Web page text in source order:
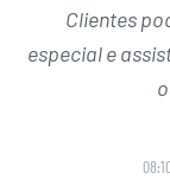
Clientes
especial e